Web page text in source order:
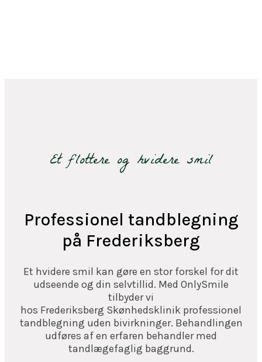
Et flottere og hvidere smil
Professionel tandblegning
på Frederiksberg
Et hvidere smil kan gøre en stor forskel for dit
udseende og din selvtillid. Med OnlySmile
tilbyder vi
hos Frederiksberg Skønhedsklinik professionel
tandblegning uden bivirkninger. Behandlingen
udføres af en erfaren behandler med
tandlægefaglig baggrund.